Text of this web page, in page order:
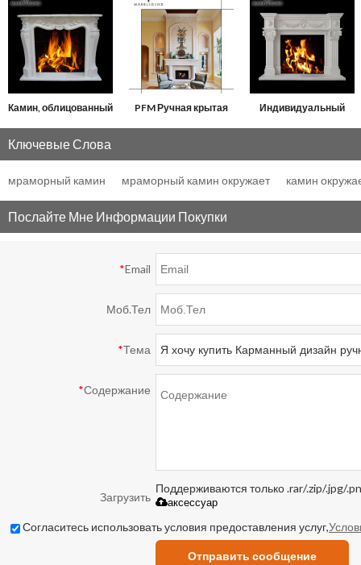
Камин, облицованный
камином, в новом
PFM Ручная крытая
двухъярусная
камин из
натурального
Индивидуальный
дизайн в
натурального камня
резьба по мрамору
Ключевые Слова
мраморный камин мраморный камин окружает камин
Послайте Мне Информации Покупки
*Email
Моб.Тел
*Тема
*Содержание
Загрузить
Поддерживаются только .rar/.zip/.jpg/
аксессуар
Согласитесь использовать условия предоставления услуг,
Отправить сообщение